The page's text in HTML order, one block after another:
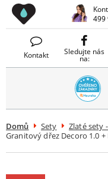
Drezy CZ
499
Kontakt Sledujte nás
na:
Domů Sety Zlaté sety
Granitový dřez Decoro 1.0 +